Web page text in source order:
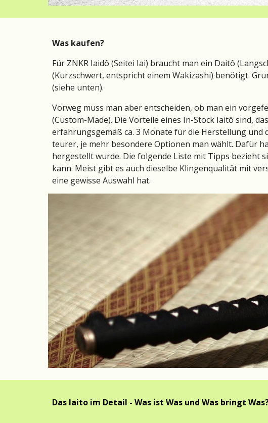
Was kaufen?
Für ZNKR Iaidô (Seitei Iai) braucht man ein Daitô
(Kurzschwert, entspricht einem Wakizashi) benötigt.
(siehe unten).
Vorweg muss man aber entscheiden, ob man ein
(Custom-Made). Die Vorteile eines In-Stock Iaitô sind,
erfahrungsgemäß ca. 3 Monate für die Herstellung und
teurer, je mehr besondere Optionen man wählt. Dafür
hergestellt wurde. Die folgende Liste mit Tipps bezieht
kann. Meist gibt es auch dieselbe Klingenqualität mit
eine gewisse Auswahl hat.
Das Iaito im Detail - Was ist Was und Was bringt